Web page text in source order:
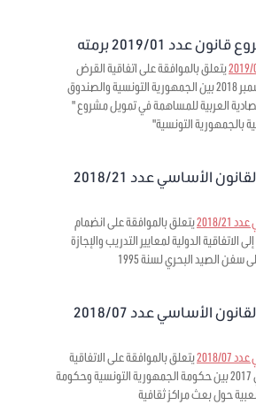
عدد 2019/01 برمته
يتعلق بالموافقة على اتفاقية القرض
المبرمة بتاريخ 25 ديسمبر 2018 بين الجمهورية التونسية والصندوق
العربية للمساهمة في تمويل مشروع "
بالجمهورية التونسية"
مشروع القانون الأساسي عدد 2018/21
21
يتعلق بالموافقة على انضمام
الاتفاقية الدولية لمعايير التدريب والإجازة
سفن الصيد البحري لسنة 1995
مشروع القانون الأساسي عدد 2018/07
07
يتعلق بالموافقة على الاتفاقية
المبرمة بتاريخ 13 ماي 2017 بين حكومة الجمهورية التونسية وحكومة
حول بعث مراكز ثقافية